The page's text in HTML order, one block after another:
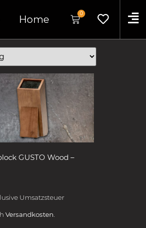
Home
0
GUSTO Wood –
Umsatzsteuer
Versandkosten.